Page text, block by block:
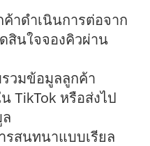
าดำเนินการต่อจาก
นใจจองคิวผ่าน
รวมข้อมูลลูกค้า
TikTok หรือส่งไป
รสนทนาแบบเรียล